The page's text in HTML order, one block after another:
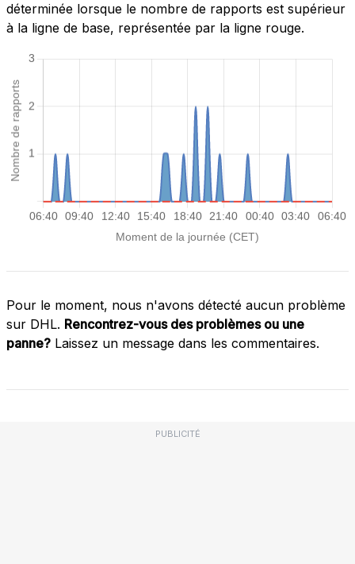
déterminée lorsque le nombre de rapports est supérieur
à la ligne de base, représentée par la ligne rouge.
Pour le moment, nous n'avons détecté aucun problème
sur DHL. Rencontrez-vous des problèmes ou une
panne? Laissez un message dans les commentaires.
PUBLICITÉ